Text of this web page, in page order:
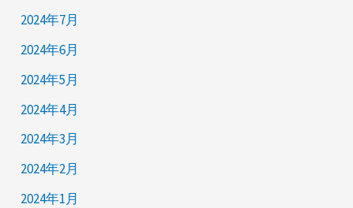
2024年7月
2024年6月
2024年5月
2024年4月
2024年3月
2024年2月
2024年1月